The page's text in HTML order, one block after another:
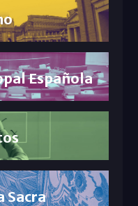
Española
Sacra